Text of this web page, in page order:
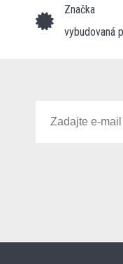
Značka
vybudovaná